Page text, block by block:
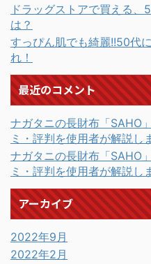
ドラッグストアで買える
は？
すっぴん肌でも綺麗!!50代
れ！
最近のコメント
ナガタニの長財布「SAHO
ミ・評判を使用者が解説し
ナガタニの長財布「SAHO
ミ・評判を使用者が解説し
アーカイブ
2022年9月
2022年2月